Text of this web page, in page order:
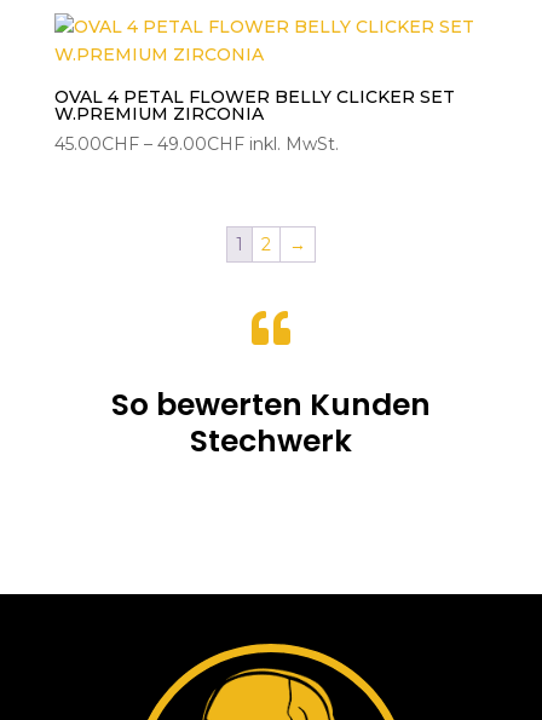
49.00CHF
OVAL 4 PETAL FLOWER BELLY CLICKER SET
W.PREMIUM ZIRCONIA
45.00CHF – 49.00CHFPreisspanne:
49.00CHF
inkl. MwSt.
1 2 →

So bewerten Kunden
Stechwerk